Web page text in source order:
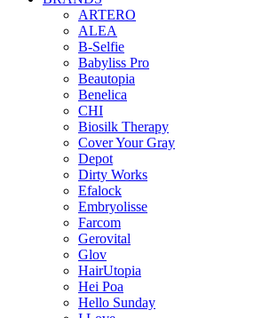
ARTERO
ALEA
B-Selfie
Babyliss Pro
Beautopia
Benelica
CHI
Biosilk Therapy
Cover Your Gray
Depot
Dirty Works
Efalock
Embryolisse
Farcom
Gerovital
Glov
HairUtopia
Hei Poa
Hello Sunday